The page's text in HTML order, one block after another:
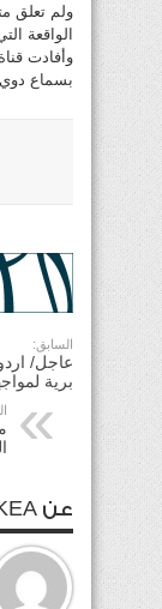
ولم تعلق
الواقعة
وأفادت
بسماع دوي
السابق:
عاجل/
برية
عن ALHAKEA